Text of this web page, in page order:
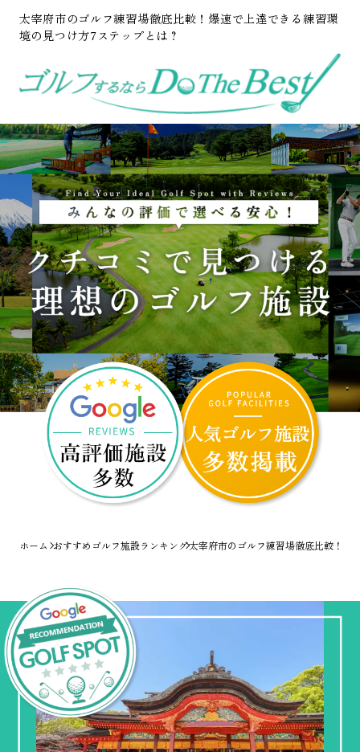
太宰府市のゴルフ練習場徹底比較！爆速で上達できる練習環
境の見つけ方7ステップとは？
ホーム おすすめゴルフ施設ランキング太宰府市のゴルフ練習場徹底比較！爆